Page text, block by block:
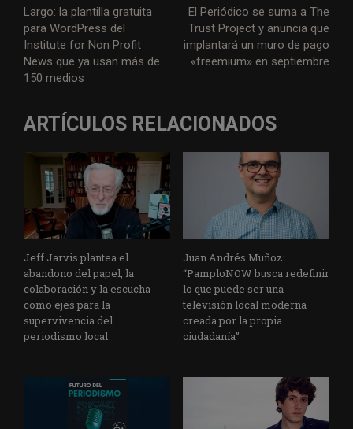
Largo: la plantilla gratuita
para WordPress del
Institute for Non Profit
News que ya usan más de
150 medios
El Periódico se suma a The
Trust Project y anuncia que
implantará un muro de pago
«freemium» en septiembre
ARTÍCULOS RELACIONADOS
Jeff Jarvis plantea el
abandono del papel, la
colaboración y la escucha
como ejes para la
supervivencia del
periodismo local
Juan Andrés Muñoz:
“PamploNOW busca redefinir
lo que puede ser una
televisión local moderna
creada por la propia
ciudadanía”